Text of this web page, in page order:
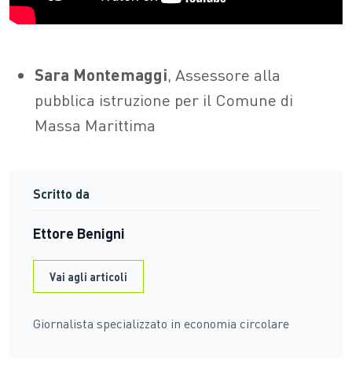
Sara Montemaggi, Assessore alla
pubblica istruzione per il Comune di
Massa Marittima
Scritto da
Ettore Benigni
Vai agli articoli
Giornalista specializzato in economia circolare